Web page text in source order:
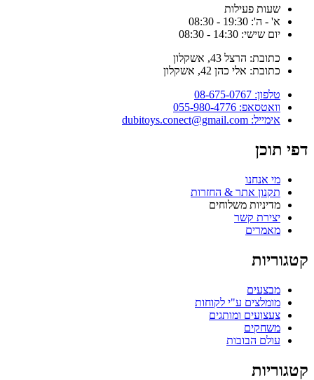
שעות פעילות
א' - ה': 19:30 - 08:30
יום שישי: 14:30 - 08:30
כתובת: הרצל 43, אשקלון
כתובת: אלי כהן 42, אשקלון
טלפון: 08-675-0767
וואטסאפ: 055-980-4776
אימייל: dubitoys.conect@gmail.com
דפי תוכן
מי אנחנו
תקנון אתר & החזרות
מדיניות משלוחים
יצירת קשר
מאמרים
קטגוריות
מבצעים
מומלצים ע"י לקוחות
צעצועים ומותגים
משחקים
עולם הבובות
קטגוריות